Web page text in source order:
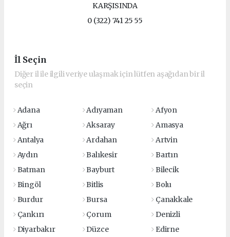
KARŞISINDA
0 (322) 741 25 55
İl Seçin
Diğer il ile ilgili veriye ulaşmak için lütfen aşağıdan bir il
seçin
Adana Adıyaman
Afyon
Ağrı
Aksaray
Amasya
Antalya
Ardahan
Artvin
Aydın
Balıkesir
Bartın
Batman
Bayburt
Bilecik
Bingöl
Bitlis
Bolu
Burdur
Bursa
Çanakkale
Çankırı
Çorum
Denizli
Diyarbakır
Düzce
Edirne